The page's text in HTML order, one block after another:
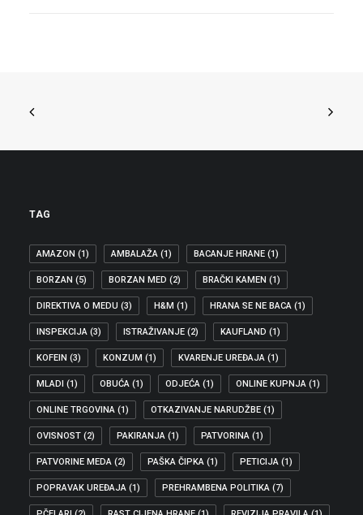
TAG
AMAZON (1) AMBALAŽA (1) BACANJE HRANE (1)
BORZAN (5) BORZAN MED (2) BRAČKI KAMEN (1)
DIREKTIVA O MEDU (3) H&M (1) HRANA SE NE BACA (1)
INSPEKCIJA (3) ISTRAŽIVANJE (2) KAUFLAND (1)
KOFEIN (3) KONZUM (1) KVARENJE UREĐAJA (1)
MLADI (1) OBUĆA (1) ODJEĆA (1) ONLINE KUPNJA (1)
ONLINE TRGOVINA (1) OTKAZIVANJE NARUDŽBE (1)
OVISNOST (2) PAKIRANJA (1) PATVORINA (1)
PATVORINE MEDA (2) PAŠKA ČIPKA (1) PETICIJA (1)
POPRAVAK UREĐAJA (1) PREHRAMBENA POLITIKA (7)